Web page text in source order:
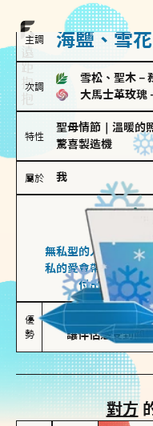
主調 海鹽、雪
次調
雪松、聖木 －
大馬士革玫瑰
特性
聖母情節 溫暖的
驚喜製造機
屬於 我
無私型的人傾向用心
私的愛會帶來緊密的
付出中迷失自
優
勢
讓伴侶感受到關懷
對方